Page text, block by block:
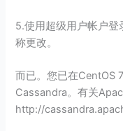
5.使用超级用户帐户
称更改。
而已。您已在CentOS
Cassandra。有关
http://